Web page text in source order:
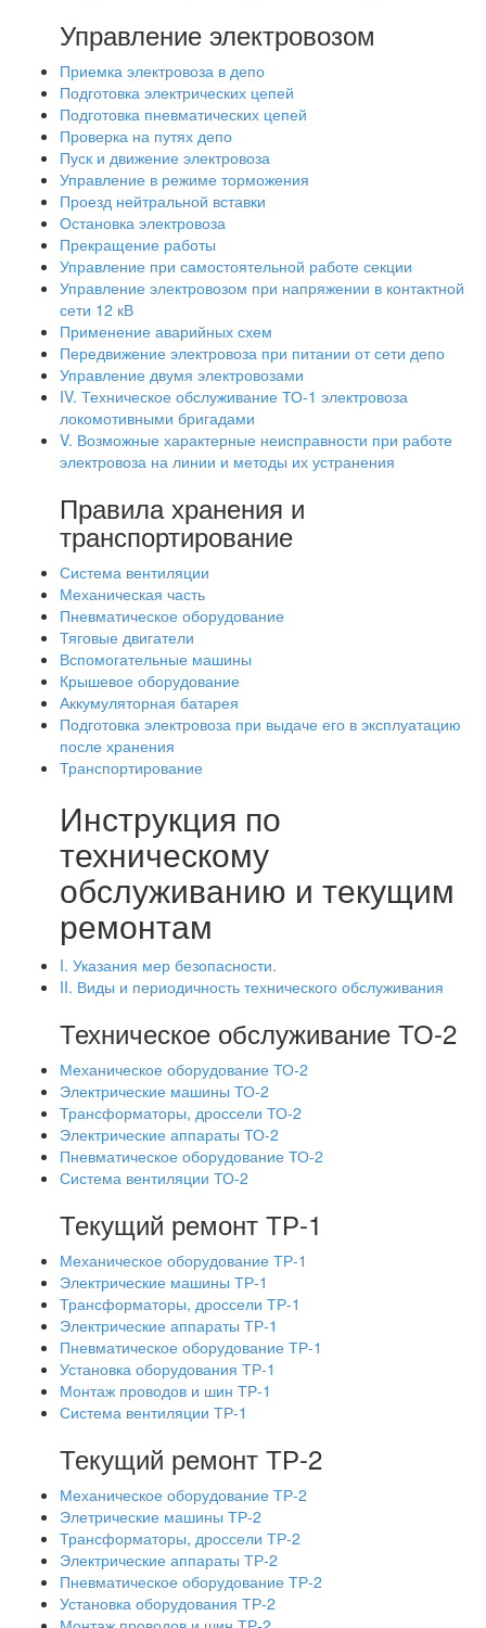
Управление электровозом
Приемка электровоза в депо
Подготовка электрических цепей
Подготовка пневматических цепей
Проверка на путях депо
Пуск и движение электровоза
Управление в режиме торможения
Проезд нейтральной вставки
Остановка электровоза
Прекращение работы
Управление при самостоятельной работе секции
Управление электровозом при напряжении в контактной
сети 12 кВ
Применение аварийных схем
Передвижение электровоза при питании от сети депо
Управление двумя электровозами
IV. Техническое обслуживание ТО-1 электровоза
локомотивными бригадами
V. Возможные характерные неисправности при работе
электровоза на линии и методы их устранения
Правила хранения и
транспортирование
Система вентиляции
Механическая часть
Пневматическое оборудование
Тяговые двигатели
Вспомогательные машины
Крышевое оборудование
Аккумуляторная батарея
Подготовка электровоза при выдаче его в эксплуатацию
после хранения
Транспортирование
Инструкция по
техническому
обслуживанию и текущим
ремонтам
I. Указания мер безопасности.
II. Виды и периодичность технического обслуживания
Техническое обслуживание ТО-2
Механическое оборудование ТО-2
Электрические машины ТО-2
Трансформаторы, дроссели ТО-2
Электрические аппараты ТО-2
Пневматическое оборудование ТО-2
Система вентиляции ТО-2
Текущий ремонт ТР-1
Механическое оборудование ТР-1
Электрические машины ТР-1
Трансформаторы, дроссели ТР-1
Электрические аппараты ТР-1
Пневматическое оборудование ТР-1
Установка оборудования ТР-1
Монтаж проводов и шин ТР-1
Система вентиляции ТР-1
Текущий ремонт ТР-2
Механическое оборудование ТР-2
Элетрические машины ТР-2
Трансформаторы, дроссели ТР-2
Электрические аппараты ТР-2
Пневматическое оборудование ТР-2
Установка оборудования ТР-2